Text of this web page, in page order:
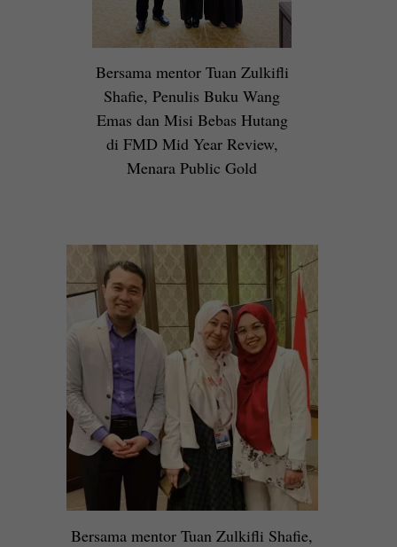
Bersama mentor Tuan Zulkifli
Shafie, Penulis Buku Wang
Emas dan Misi Bebas Hutang
di FMD Mid Year Review,
Menara Public Gold
Bersama mentor Tuan Zulkifli Shafie,